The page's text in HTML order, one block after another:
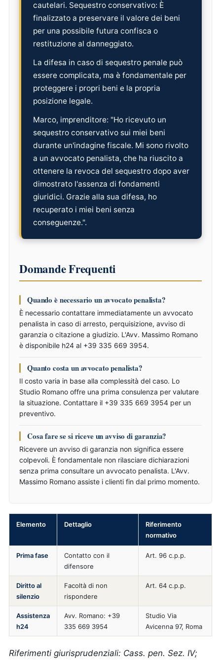
cautelari. Sequestro conservativo: È
finalizzato a preservare il valore dei beni
per una possibile futura confisca o
restituzione al danneggiato.
La difesa in caso di sequestro penale può
essere complicata, ma è fondamentale per
proteggere i propri beni e la propria
posizione legale.
Marco, imprenditore: "Ho ricevuto un
sequestro conservativo sui miei beni
durante un'indagine fiscale. Mi sono rivolto
a un avvocato penalista, che ha riuscito a
ottenere la revoca del sequestro dopo aver
dimostrato l'assenza di fondamenti
giuridici. Grazie alla sua difesa, ho
recuperato i miei beni senza
conseguenze.".
Domande Frequenti
Quando è necessario un avvocato penalista?
È necessario contattare immediatamente un avvocato
penalista in caso di arresto, perquisizione, avviso di
garanzia o citazione a giudizio. L'Avv. Massimo Romano
è disponibile h24 al +39 335 669 3954.
Quanto costa un avvocato penalista?
Il costo varia in base alla complessità del caso. Lo
Studio Romano offre una prima consulenza per valutare
la situazione. Contattare il +39 335 669 3954 per un
preventivo.
Cosa fare se si riceve un avviso di garanzia?
Ricevere un avviso di garanzia non significa essere
colpevoli. È fondamentale non rilasciare dichiarazioni
senza prima consultare un avvocato penalista. L'Avv.
Massimo Romano assiste i clienti fin dal primo momento.
Elemento Dettaglio
Riferimento
normativo
Prima fase
Contatto con il
difensore
Art. 96 c.p.p.
Diritto al
silenzio
Facoltà di non
rispondere
Art. 64 c.p.p.
Assistenza
h24
Avv. Romano: +39
335 669 3954
Studio Via
Avicenna 97, Roma
Riferimenti giurisprudenziali: Cass. pen. Sez. IV;